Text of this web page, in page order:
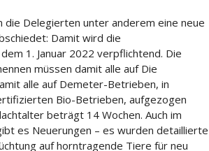
die Delegierten unter anderem eine neue
Damit wird die
1. Januar 2022 verpflichtend. Die
müssen damit alle auf Die
alle auf Demeter-Betrieben, in
Bio-Betrieben, aufgezogen
beträgt 14 Wochen. Auch im
es Neuerungen – es wurden detaillierte
auf horntragende Tiere für neu